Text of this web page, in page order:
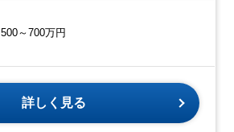
500～700万円
詳しく見る